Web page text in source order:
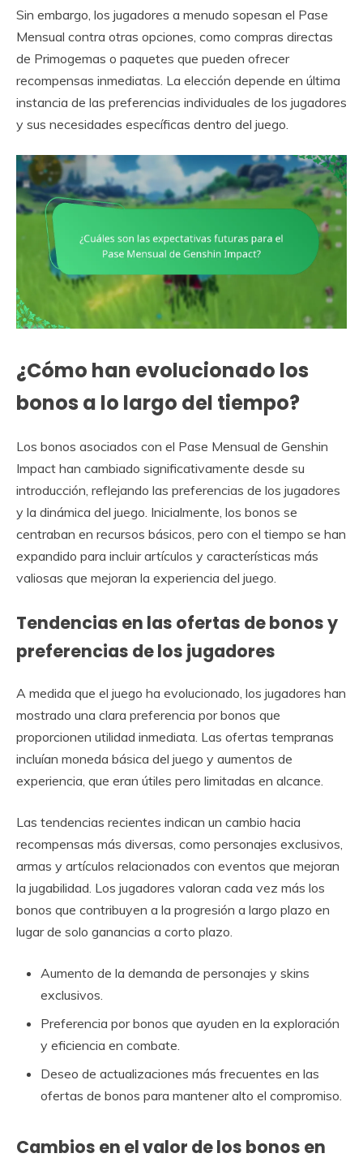
Sin embargo, los jugadores a menudo sopesan el Pase
Mensual contra otras opciones, como compras directas
de Primogemas o paquetes que pueden ofrecer
recompensas inmediatas. La elección depende en última
instancia de las preferencias individuales de los jugadores
y sus necesidades específicas dentro del juego.
¿Cómo han evolucionado los
bonos a lo largo del tiempo?
Los bonos asociados con el Pase Mensual de Genshin
Impact han cambiado significativamente desde su
introducción, reflejando las preferencias de los jugadores
y la dinámica del juego. Inicialmente, los bonos se
centraban en recursos básicos, pero con el tiempo se han
expandido para incluir artículos y características más
valiosas que mejoran la experiencia del juego.
Tendencias en las ofertas de bonos y
preferencias de los jugadores
A medida que el juego ha evolucionado, los jugadores han
mostrado una clara preferencia por bonos que
proporcionen utilidad inmediata. Las ofertas tempranas
incluían moneda básica del juego y aumentos de
experiencia, que eran útiles pero limitadas en alcance.
Las tendencias recientes indican un cambio hacia
recompensas más diversas, como personajes exclusivos,
armas y artículos relacionados con eventos que mejoran
la jugabilidad. Los jugadores valoran cada vez más los
bonos que contribuyen a la progresión a largo plazo en
lugar de solo ganancias a corto plazo.
Aumento de la demanda de personajes y skins
exclusivos.
Preferencia por bonos que ayuden en la exploración
y eficiencia en combate.
Deseo de actualizaciones más frecuentes en las
ofertas de bonos para mantener alto el compromiso.
Cambios en el valor de los bonos en